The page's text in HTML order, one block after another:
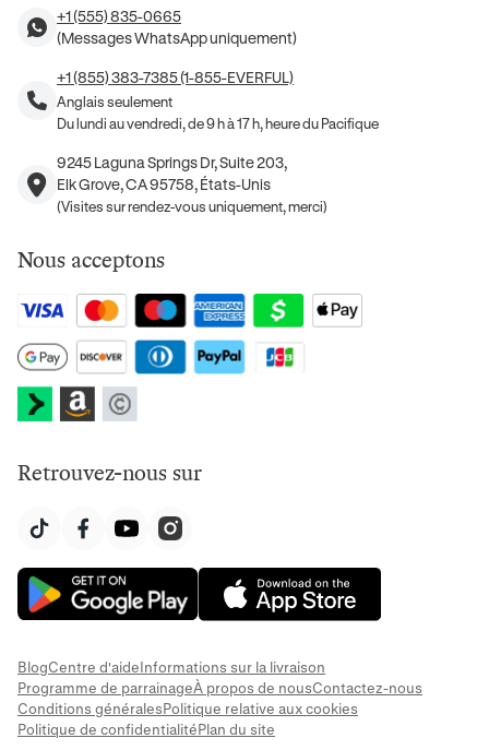
+1 (555) 835-0665
(Messages WhatsApp uniquement)
+1 (855) 383-7385 (1-855-EVERFUL)
Anglais seulement
Du lundi au vendredi, de 9 h à 17 h, heure du Pacifique
9245 Laguna Springs Dr, Suite 203,
Elk Grove, CA 95758, États-Unis
(Visites sur rendez-vous uniquement, merci)
Nous acceptons
Retrouvez-nous sur
BlogCentre d'aideInformations sur la livraison
Programme de parrainageÀ propos de nousContactez-nous
Conditions généralesPolitique relative aux cookies
Politique de confidentialitéPlan du site